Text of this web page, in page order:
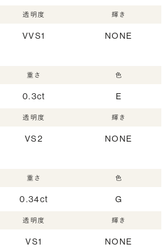
透明度
VVS1
輝き
NONE
重さ
0.3ct
色
E
透明度
VS2
輝き
NONE
重さ
0.34ct
色
G
透明度
VS1
輝き
NONE